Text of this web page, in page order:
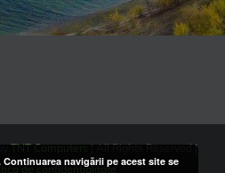
TNT Computers| All Rights Reserved |
de confidentialitate
navigării pe acest site se